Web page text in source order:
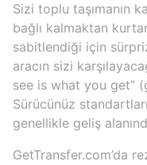
Sizi toplu taşımanın
bağlı kalmaktan
sabitlendiği için
aracın sizi
see is what you get”
Sürücünüz
genellikle geliş
GetTransfer.com’da